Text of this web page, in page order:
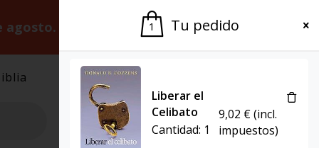
agosto. Gracias por la paciencia.
El Grupo
1 Tu pedido
Liberar el
Celibato
Cantidad: 1
9,02 € (incl.
impuestos)